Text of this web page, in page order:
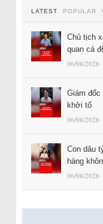
LATEST POPULAR
Chủ tịch
quan cá
06/08/2026
Giám đốc
khởi tố
06/08/2026
Con dâu
hàng
06/08/2026